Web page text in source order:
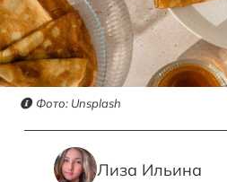
Фото: Unsplash
Лиза Ильина